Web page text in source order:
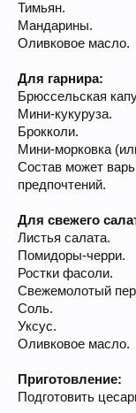
Тимьян.
Мандарины.
Оливковое масло.
Для гарнира:
Брюссельская
Мини-кукуруза.
Брокколи.
Мини-морковка
Состав может
предпочтений.
Для свежего
Листья салата.
Помидоры-черри.
Ростки фасоли.
Свежемолотый
Соль.
Уксус.
Оливковое масло.
Приготовление:
Подготовить